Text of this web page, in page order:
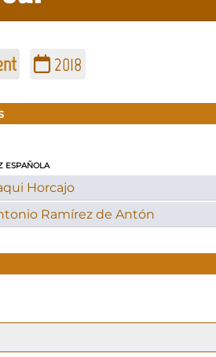
2018
ESPAÑOLA
Horcajo
Ramírez de Antón